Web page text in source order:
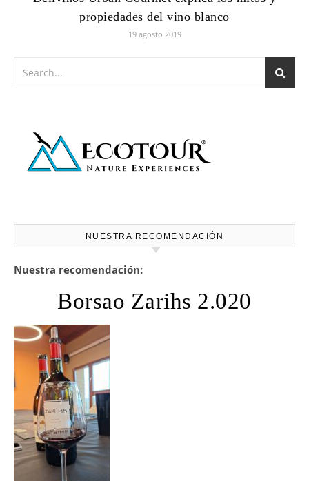
propiedades del vino blanco
19 agosto 2019
NUESTRA RECOMENDACIÓN
Nuestra recomendación:
Borsao Zarihs 2.020